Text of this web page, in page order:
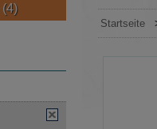
(4)
Startseite